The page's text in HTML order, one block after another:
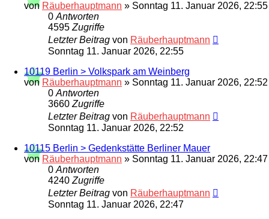
von Räuberhauptmann » Sonntag 11. Januar 2026, 22:55
0 Antworten
4595 Zugriffe
Letzter Beitrag von Räuberhauptmann
Sonntag 11. Januar 2026, 22:55
10119 Berlin > Volkspark am Weinberg
von Räuberhauptmann » Sonntag 11. Januar 2026, 22:52
0 Antworten
3660 Zugriffe
Letzter Beitrag von Räuberhauptmann
Sonntag 11. Januar 2026, 22:52
10115 Berlin > Gedenkstätte Berliner Mauer
von Räuberhauptmann » Sonntag 11. Januar 2026, 22:47
0 Antworten
4240 Zugriffe
Letzter Beitrag von Räuberhauptmann
Sonntag 11. Januar 2026, 22:47